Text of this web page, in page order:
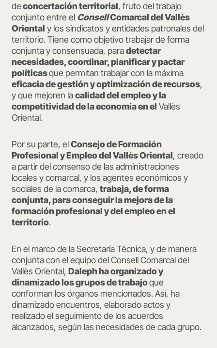
deconcertación territorial, fruto del trabajo
conjunto entre el ConsellComarcal del Vallès
Oriental y los sindicatos y entidades patronales del
territorio. Tiene como objetivo trabajar de forma
conjunta y consensuada, paradetectar
necesidades, coordinar, planificar y pactar
políticasque permitan trabajar con la máxima
eficacia de gestión y optimización de recursos,
y que mejoren lacalidad del empleo y la
competitividad de la economía en el Vallès
Oriental.
Por su parte, elConsejo de Formación
Profesional y Empleo del Vallès Oriental, creado
a partir del consenso de las administraciones
locales y comarcal, y los agentes económicos y
sociales de la comarca, trabaja, de forma
conjunta, para conseguir la mejora de la
formación profesional y del empleo en el
territorio.
En el marco de la Secretaría Técnica, y de manera
conjunta con el equipo del Consell Comarcal del
Vallès Oriental, Daleph ha organizado y
dinamizado los grupos de trabajoque
conforman los órganos mencionados. Así, ha
dinamizado encuentros, elaborado actos y
realizado el seguimiento de los acuerdos
alcanzados, según las necesidades de cada grupo.